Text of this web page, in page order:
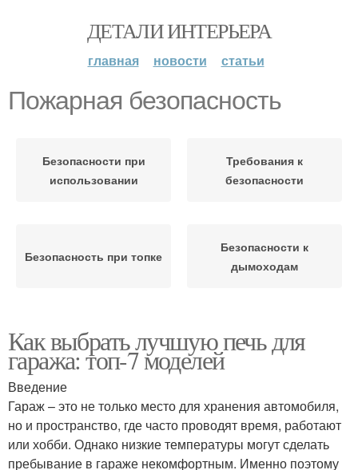
ДЕТАЛИ ИНТЕРЬЕРА
главная новости статьи
Пожарная безопасность
Безопасности при
использовании
Требования к
безопасности
Безопасность при топке
Безопасности к
дымоходам
Как выбрать лучшую печь для
гаража: топ-7 моделей
Введение
Гараж – это не только место для хранения автомобиля,
но и пространство, где часто проводят время, работают
или хобби. Однако низкие температуры могут сделать
пребывание в гараже некомфортным. Именно поэтому